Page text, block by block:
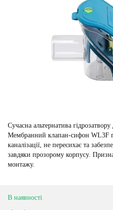
Сучасна альтернатива
Мембранний клапан-сифон WL3F
каналізації, не пересихає та
завдяки прозорому корпусу.
монтажу.
В наявності